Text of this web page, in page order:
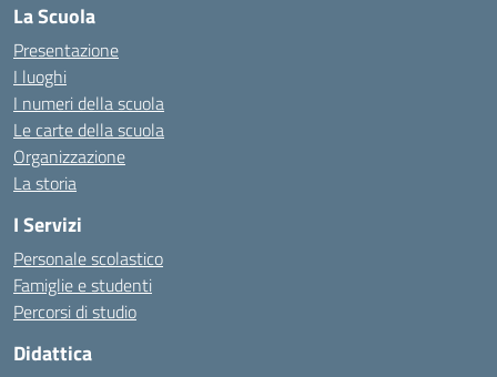
La Scuola
Presentazione
I luoghi
I numeri della scuola
Le carte della scuola
Organizzazione
La storia
I Servizi
Personale scolastico
Famiglie e studenti
Percorsi di studio
Didattica